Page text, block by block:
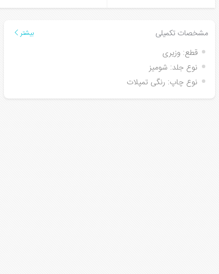
مشخصات تکمیلی بیشتر
قطع: وزیری
نوع جلد: شومیز
نوع چاپ: رنگی تمپلات